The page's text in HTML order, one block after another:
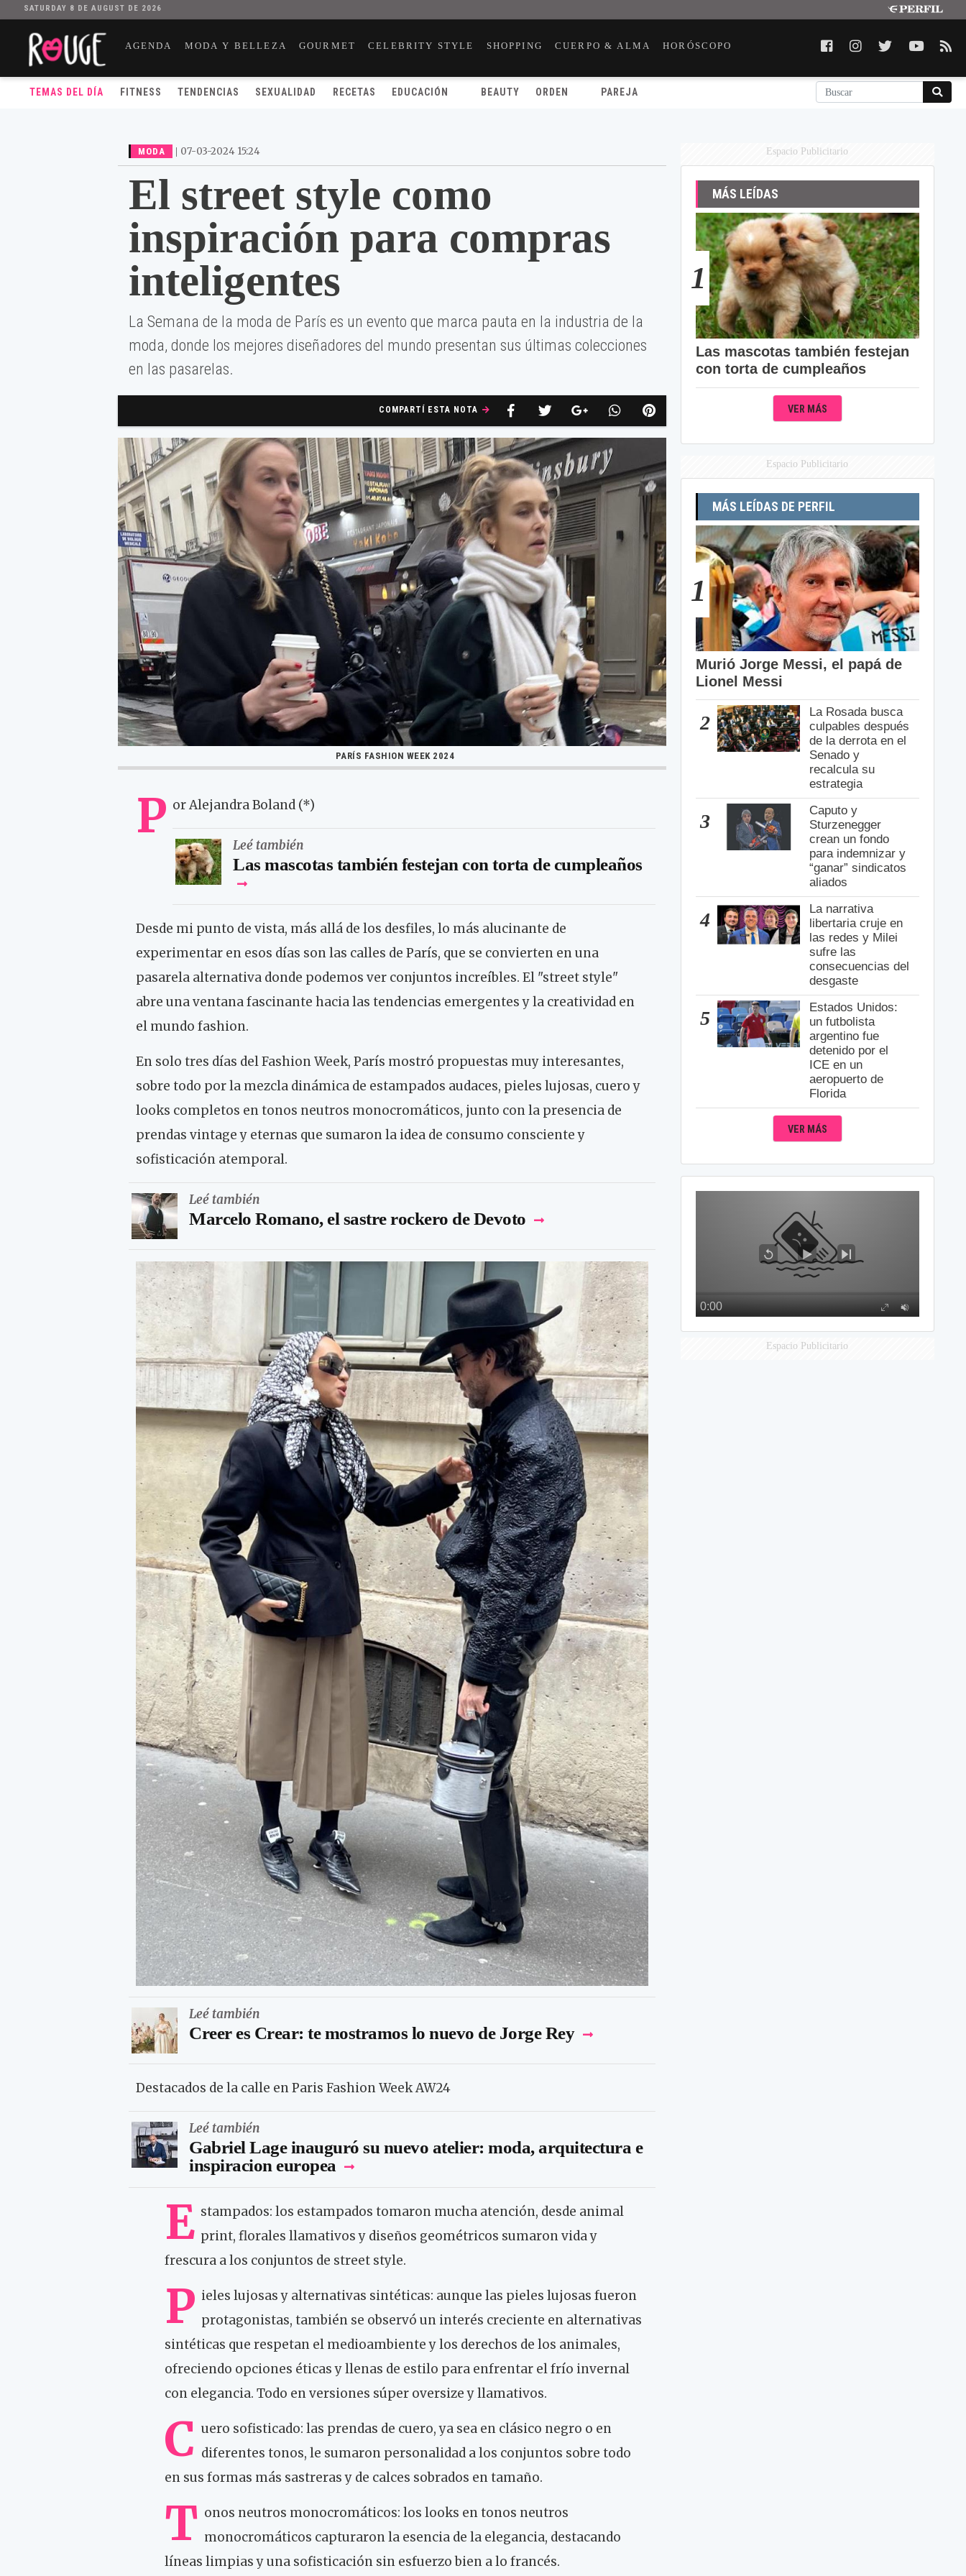
SATURDAY 8 DE AUGUST DE 2026
AGENDA MODA Y BELLEZA GOURMET CELEBRITY STYLE SHOPPING CUERPO & ALMA HORÓSCOPO
TEMAS DEL DÍA FITNESS TENDENCIAS SEXUALIDAD RECETAS EDUCACIÓN BEAUTY ORDEN PAREJA
MODA | 07-03-2024 15:24
El street style como
inspiración para compras
inteligentes
La Semana de la moda de París es un evento que marca pauta en la industria de la
moda, donde los mejores diseñadores del mundo presentan sus últimas colecciones
en las pasarelas.
COMPARTÍ ESTA NOTA
PARÍS FASHION WEEK 2024
P or Alejandra Boland (*)
Leé también
Las mascotas también festejan con torta de cumpleaños
Desde mi punto de vista, más allá de los desfiles, lo más alucinante de
experimentar en esos días son las calles de París, que se convierten en una
pasarela alternativa donde podemos ver conjuntos increíbles. El "street style"
abre una ventana fascinante hacia las tendencias emergentes y la creatividad en
el mundo fashion.
En solo tres días del Fashion Week, París mostró propuestas muy interesantes,
sobre todo por la mezcla dinámica de estampados audaces, pieles lujosas, cuero y
looks completos en tonos neutros monocromáticos, junto con la presencia de
prendas vintage y eternas que sumaron la idea de consumo consciente y
sofisticación atemporal.
Leé también
Marcelo Romano, el sastre rockero de Devoto
Leé también
Creer es Crear: te mostramos lo nuevo de Jorge Rey
Destacados de la calle en Paris Fashion Week AW24
Leé también
Gabriel Lage inauguró su nuevo atelier: moda, arquitectura e
inspiracion europea
E stampados: los estampados tomaron mucha atención, desde animal
print, florales llamativos y diseños geométricos sumaron vida y
frescura a los conjuntos de street style.
P ieles lujosas y alternativas sintéticas: aunque las pieles lujosas fueron
protagonistas, también se observó un interés creciente en alternativas
sintéticas que respetan el medioambiente y los derechos de los animales,
ofreciendo opciones éticas y llenas de estilo para enfrentar el frío invernal
con elegancia. Todo en versiones súper oversize y llamativos.
C uero sofisticado: las prendas de cuero, ya sea en clásico negro o en
diferentes tonos, le sumaron personalidad a los conjuntos sobre todo
en sus formas más sastreras y de calces sobrados en tamaño.
T onos neutros monocromáticos: los looks en tonos neutros
monocromáticos capturaron la esencia de la elegancia, destacando
líneas limpias y una sofisticación sin esfuerzo bien a lo francés.
Espacio Publicitario
MÁS LEÍDAS
1
Las mascotas también festejan
con torta de cumpleaños
VER MÁS
Espacio Publicitario
MÁS LEÍDAS DE PERFIL
1
Murió Jorge Messi, el papá de
Lionel Messi
2
La Rosada busca
culpables después
de la derrota en el
Senado y
recalcula su
estrategia
3
Caputo y
Sturzenegger
crean un fondo
para indemnizar y
“ganar” sindicatos
aliados
4
La narrativa
libertaria cruje en
las redes y Milei
sufre las
consecuencias del
desgaste
5
Estados Unidos:
un futbolista
argentino fue
detenido por el
ICE en un
aeropuerto de
Florida
VER MÁS
Espacio Publicitario